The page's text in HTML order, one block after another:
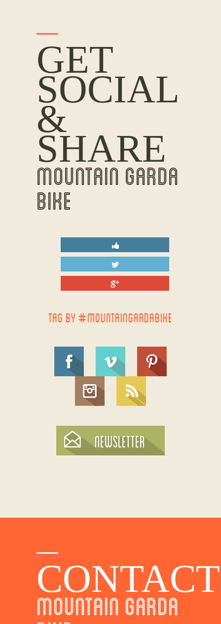
GET
SOCIAL
&
SHARE
MOUNTAIN GARDA
BIKE
TAG BY #MOUNTAINGARDABIKE
MOUNTAIN GARDA